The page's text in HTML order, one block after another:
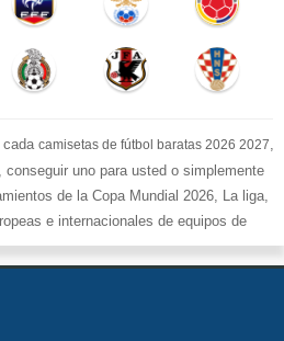
cada camisetas de fútbol baratas 2026 2027,
conseguir uno para usted o simplemente
de la Copa Mundial 2026, La liga,
e internacionales de equipos de
replicasen la tienda deportiva
ofertas en todas las camisetas del club
todo a los precios más bajos!